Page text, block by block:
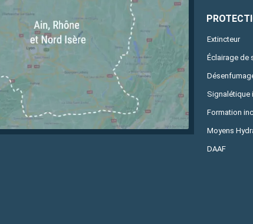
Extincteur
Éclairage de
Signalétique
Formation
Moyens
DAAF